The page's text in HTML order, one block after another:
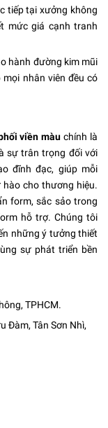
tiếp tại xưởng không
mức giá cạnh tranh
hành đường kim mũi
nhân viên đều có
viền màu chính là
sự trân trọng đối với
đĩnh đạc, giúp mỗi
cho thương hiệu.
form, sắc sảo trong
hỗ trợ. Chúng tôi
những ý tưởng thiết
sự phát triển bền
TPHCM.
Đàm, Tân Sơn Nhì,